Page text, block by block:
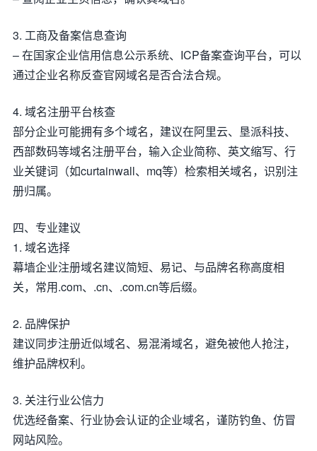
3. 工商及备案信息查询
– 在国家企业信用信息公示系统、ICP备案查询平台，可以
通过企业名称反查官网域名是否合法合规。
4. 域名注册平台核查
部分企业可能拥有多个域名，建议在阿里云、垦派科技、
西部数码等域名注册平台，输入企业简称、英文缩写、行
业关键词（如curtainwall、mq等）检索相关域名，识别注
册归属。
四、专业建议
1. 域名选择
幕墙企业注册域名建议简短、易记、与品牌名称高度相
关，常用.com、.cn、.com.cn等后缀。
2. 品牌保护
建议同步注册近似域名、易混淆域名，避免被他人抢注，
维护品牌权利。
3. 关注行业公信力
优选经备案、行业协会认证的企业域名，谨防钓鱼、仿冒
网站风险。